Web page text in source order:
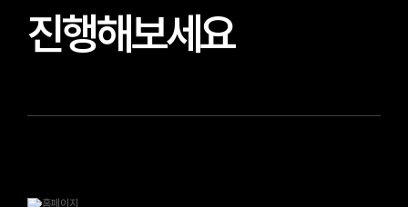
진행해보세요